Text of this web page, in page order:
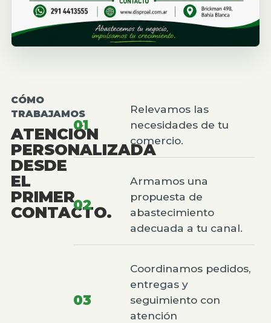
CÓMO
TRABAJAMOS
ATENCIÓN
PERSONALIZADA
DESDE
EL
PRIMER
CONTACTO.
01
Relevamos las
necesidades de tu
comercio.
02
Armamos una
propuesta de
abastecimiento
adecuada a tu canal.
03
Coordinamos pedidos,
entregas y
seguimiento con
atención